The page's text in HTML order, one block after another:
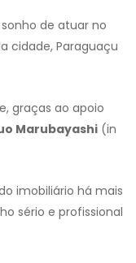
de atuar no
cidade, Paraguaçu
graças ao apoio
Marubayashi(in
imobiliário há mais
sério e profissional